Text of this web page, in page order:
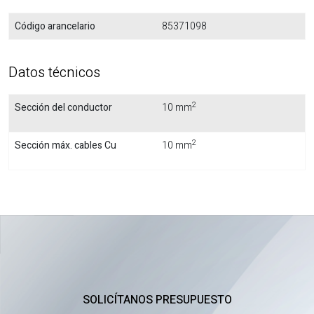
Código arancelario 85371098
Datos técnicos
Sección del conductor 10 mm2
Sección máx. cables Cu 10 mm2
SOLICÍTANOS PRESUPUESTO